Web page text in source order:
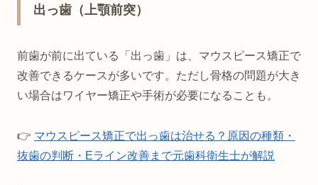
出っ歯（上顎前突）
前歯が前に出ている「出っ歯」は、マウスピース矯正で
改善できるケースが多いです。ただし骨格の問題が大き
い場合はワイヤー矯正や手術が必要になることも。
👉 マウスピース矯正で出っ歯は治せる？原因の種類・
抜歯の判断・Eライン改善まで元歯科衛生士が解説